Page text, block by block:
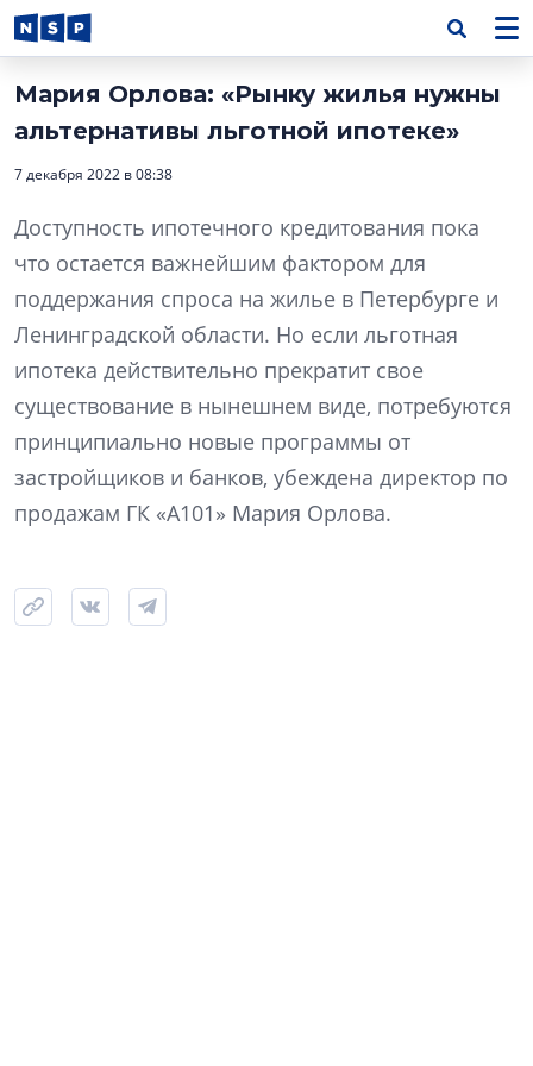
Мария Орлова: «Рынку жилья нужны
альтернативы льготной ипотеке»
7 декабря 2022 в 08:38
Доступность ипотечного кредитования пока
что остается важнейшим фактором для
поддержания спроса на жилье в Петербурге и
Ленинградской области. Но если льготная
ипотека действительно прекратит свое
существование в нынешнем виде, потребуются
принципиально новые программы от
застройщиков и банков, убеждена директор по
продажам ГК «А101» Мария Орлова.